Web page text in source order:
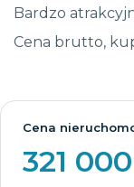
Bardzo
Cena brutto,
Cena
321